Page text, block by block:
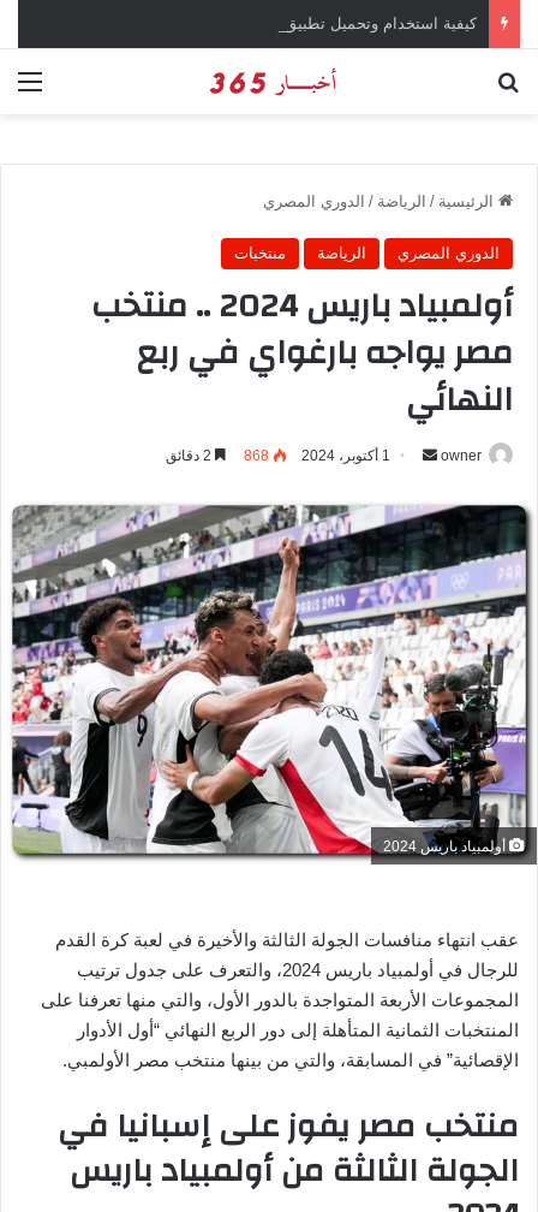
كيفية استخدام وتحميل تطبيق X تويتر سابقاً
الرئيسية / الرياضة / الدوري المصري
الدوري المصري الرياضة منتخبات
أولمبياد باريس 2024 .. منتخب
مصر يواجه بارغواي في ربع
النهائي
owner
س
ل
ب
ر
ي
د
ا
إ
ل
ك
ت
ر
و
ا
1 أكتوبر، 2024 868
أولمبياد باريس 2024
عقب انتهاء منافسات الجولة الثالثة والأخيرة في لعبة كرة القدم
للرجال في أولمبياد باريس 2024، والتعرف على جدول ترتيب
المجموعات الأربعة المتواجدة بالدور الأول، والتي منها تعرفنا على
المنتخبات الثمانية المتأهلة إلى دور الربع النهائي “أول الأدوار
الإقصائية” في المسابقة، والتي من بينها منتخب مصر الأولمبي.
منتخب مصر يفوز على إسبانيا في
الجولة الثالثة من أولمبياد باريس